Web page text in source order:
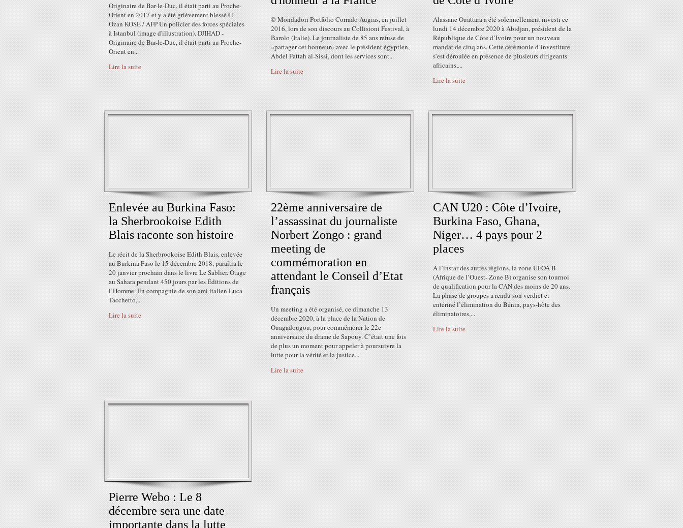
Originaire de Bar-le-Duc, il était parti au Proche-
Orient en 2017 et y a été grièvement blessé ©
Ozan KOSE / AFP Un policier des forces spéciales
à Istanbul (image d'illustration). DJIHAD -
Originaire de Bar-le-Duc, il était parti au Proche-
Orient en...
Lire la suite
© Mondadori Portfolio Corrado Augias, en juillet
2016, lors de son discours au Collisioni Festival, à
Barolo (Italie). Le journaliste de 85 ans refuse de
«partager cet honneur» avec le président égyptien,
Abdel Fattah al-Sissi, dont les services sont...
Lire la suite
Alassane Ouattara a été solennellement investi ce
lundi 14 décembre 2020 à Abidjan, président de la
République de Côte d’Ivoire pour un nouveau
mandat de cinq ans. Cette cérémonie d’investiture
s’est déroulée en présence de plusieurs dirigeants
africains,...
Lire la suite
Enlevée au Burkina Faso:
la Sherbrookoise Edith
Blais raconte son histoire
Le récit de la Sherbrookoise Edith Blais, enlevée
au Burkina Faso le 15 décembre 2018, paraîtra le
20 janvier prochain dans le livre Le Sablier. Otage
au Sahara pendant 450 jours par les Éditions de
l’Homme. En compagnie de son ami italien Luca
Tacchetto,...
Lire la suite
22ème anniversaire de
l’assassinat du journaliste
Norbert Zongo : grand
meeting de
commémoration en
attendant le Conseil d’Etat
français
Un meeting a été organisé, ce dimanche 13
décembre 2020, à la place de la Nation de
Ouagadougou, pour commémorer le 22e
anniversaire du drame de Sapouy. C’était une fois
de plus un moment pour appeler à poursuivre la
lutte pour la vérité et la justice...
Lire la suite
CAN U20 : Côte d’Ivoire,
Burkina Faso, Ghana,
Niger… 4 pays pour 2
places
A l’instar des autres régions, la zone UFOA B
(Afrique de l’Ouest- Zone B) organise son tournoi
de qualification pour la CAN des moins de 20 ans.
La phase de groupes a rendu son verdict et
entériné l’élimination du Bénin, pays-hôte des
éliminatoires,...
Lire la suite
Pierre Webo : Le 8
décembre sera une date
importante dans la lutte